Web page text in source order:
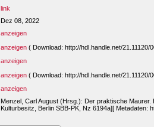
link
Dez 08, 2022
anzeigen
anzeigen ( Download: http://hdl.handle.net/21.11120/
anzeigen
anzeigen ( Download: http://hdl.handle.net/21.11120/
anzeigen
Menzel, Carl August (Hrsg.): Der praktische
Kulturbesitz, Berlin SBB-PK, Nz 6194a][ Metadaten: